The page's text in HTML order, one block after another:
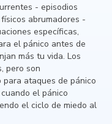
- episodios
abrumadores -
específicas,
el pánico antes de
más tu vida. Los
pero son
ataques de pánico
el pánico
el ciclo de miedo al